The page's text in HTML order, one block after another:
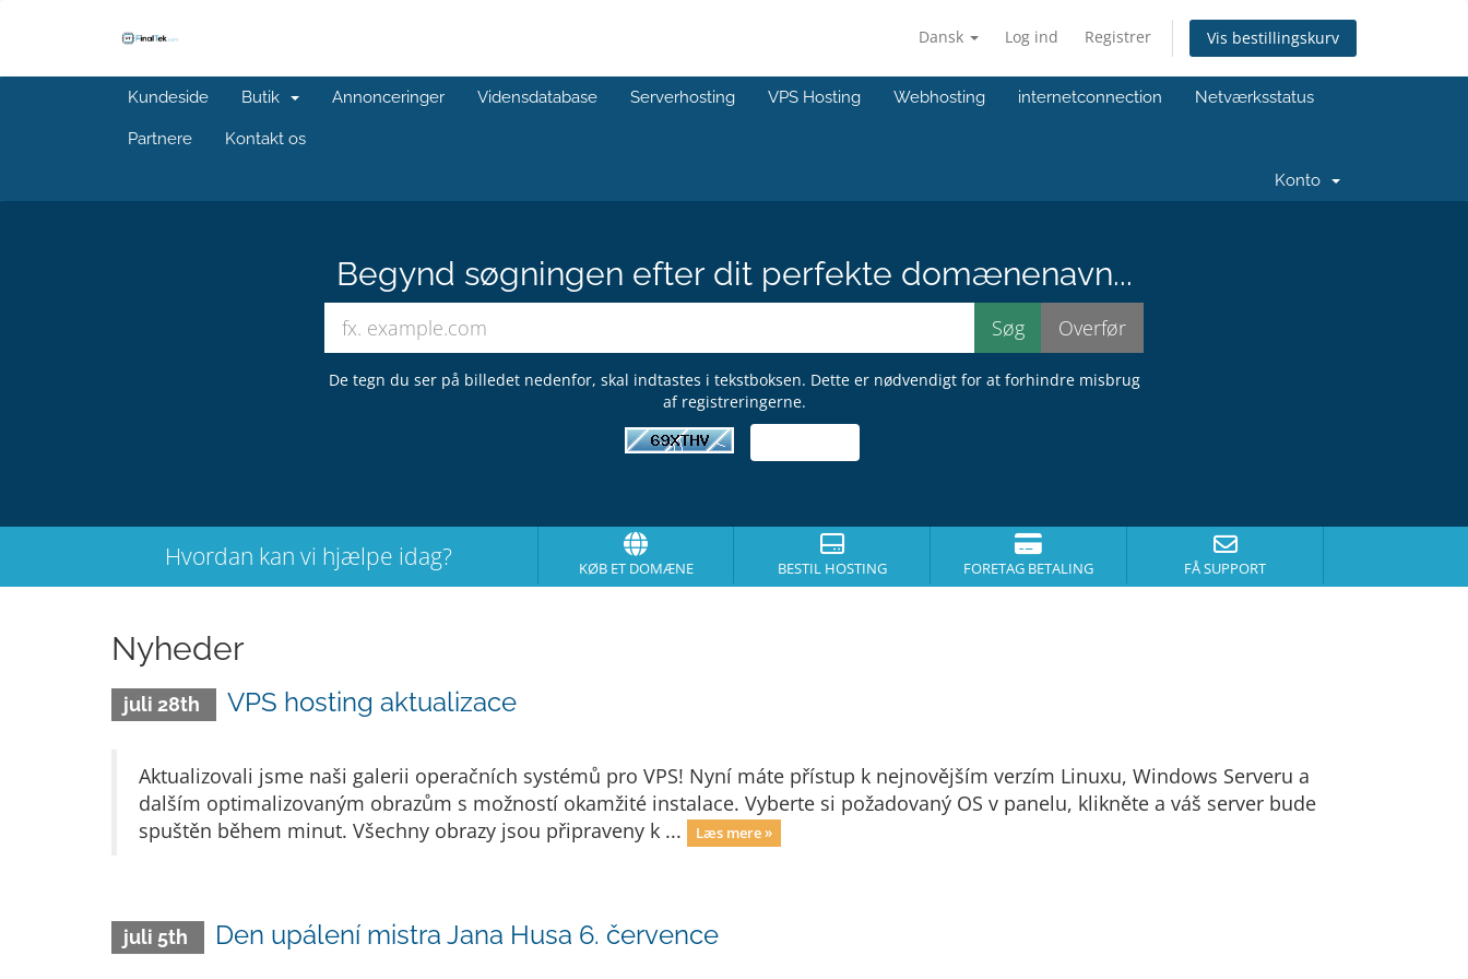
Dansk Log ind Registrer Vis bestillingskurv
Kundeside Butik Annonceringer Vidensdatabase Serverhosting VPS Hosting Webhosting internetconnection Netværksstatus
Partnere Kontakt os
Konto
Begynd søgningen efter dit perfekte domænenavn...
De tegn du ser på billedet nedenfor, skal indtastes i tekstboksen. Dette er nødvendigt for at forhindre misbrug
af registreringerne.
Hvordan kan vi hjælpe idag? KØB ET DOMÆNE BESTIL HOSTING FORETAG BETALING FÅ SUPPORT
Nyheder
juli 28th VPS hosting aktualizace
Aktualizovali jsme naši galerii operačních systémů pro VPS! Nyní máte přístup k nejnovějším verzím Linuxu, Windows Serveru a
dalším optimalizovaným obr­azům s možností okamžité instalace. Vyberte si požadovaný OS v panelu, klikněte a váš server bude
spuštěn během minut. Všechny obrazy jsou připraveny k ...
Læs mere »
juli 5th Den upálení mistra Jana Husa 6. července